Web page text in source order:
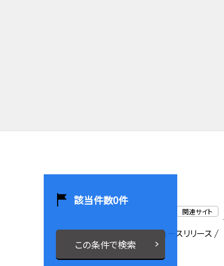
該当件数0件
この条件で検索
関連サイト
会社概要 採用情報 ニュースリリース